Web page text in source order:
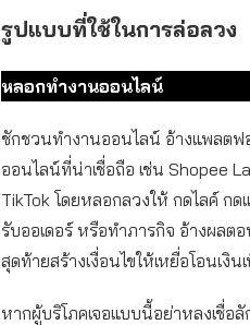
รูปแบบที่ใช้ในการล่อลวง
หลอกทำงานออนไลน์
ชักชวนทำงานออนไลน์ อ้างแพลตฟ
ออนไลน์ที่น่าเชื่อถือ เช่น Shopee
TikTok โดยหลอกลวงให้ กดไลค์ กด
รับออเดอร์ หรือทำภารกิจ อ้างผลต
สุดท้ายสร้างเงื่อนไขให้เหยื่อโอนเงิน
หากผู้บริโภคเจอแบบนี้อย่าหลงเชื่อ